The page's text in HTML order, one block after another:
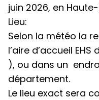
juin 2026, en
Lieu:
Selon la météo la
l’aire d’accueil
), ou dans un
département.
Le lieu exact sera